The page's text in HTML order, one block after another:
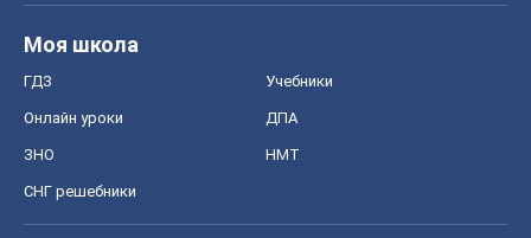
Моя школа
ГДЗ Учебники
Онлайн уроки ДПА
ЗНО НМТ
СНГ решебники